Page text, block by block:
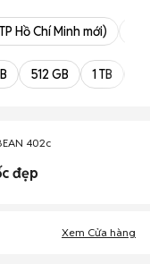
Hồ Chí Minh mới)
512 GB 1 TB
402c
đẹp
Xem Cửa hàng